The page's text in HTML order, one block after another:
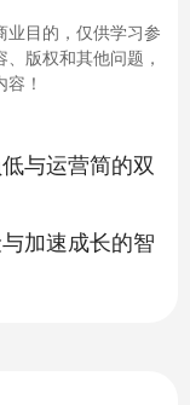
业目的，仅供学习参
版权和其他问题，
！
与运营简的双
加速成长的智